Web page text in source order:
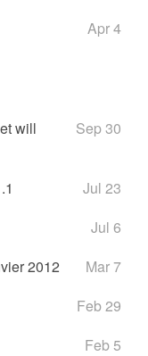
Apr 4
will
Sep 30
Jul 23
Jul 6
2012
Mar 7
Feb 29
Feb 5